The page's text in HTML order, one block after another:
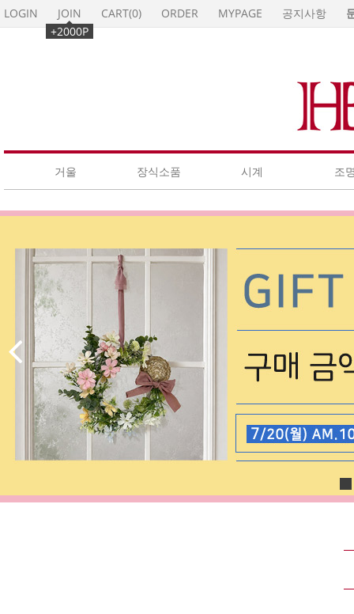
//premium59.makeshop.co.kr/makeshop/newmanager/
LOGIN
JOIN
+2000P
CART(0) ORDER MYPAGE 공지사항
거울 장식소품 시계 조
